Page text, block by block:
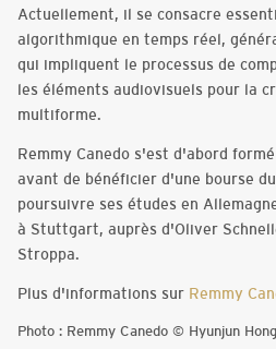
Actuellement, il se consacre
algorithmique en temps réel,
qui impliquent le processus de
les éléments audiovisuels pour la
multiforme.
Remmy Canedo s'est d'abord
avant de bénéficier d'une bourse
poursuivre ses études en
à Stuttgart, auprès d'Oliver
Stroppa.
Plus d'informations sur Remmy
Photo : Remmy Canedo © Hyunjun